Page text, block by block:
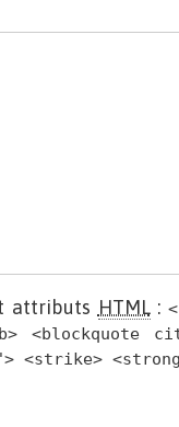
attributs HTML:
<blockquote
<strike>